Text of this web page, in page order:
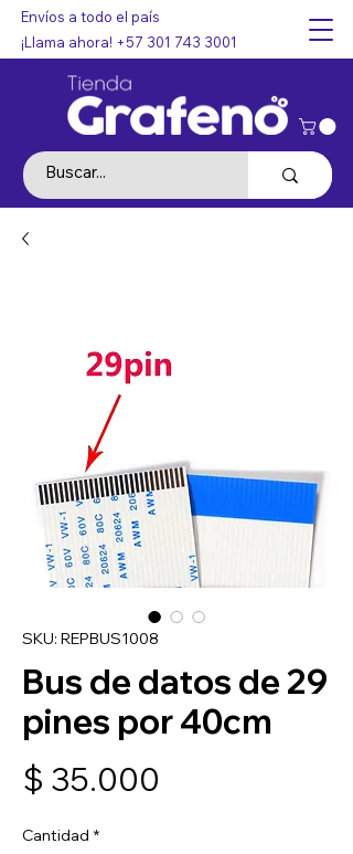
Envíos a todo el país
¡Llama ahora! +57 301 743 3001
SKU: REPBUS1008
Bus de datos de 29
pines por 40cm
$ 35.000
Cantidad *